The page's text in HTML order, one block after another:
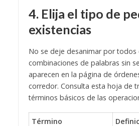
4. Elija el tipo de
existencias
No se deje desanimar por todos
combinaciones de palabras sin
aparecen en la página de
corredor. Consulta esta hoja de
términos básicos de las
Término